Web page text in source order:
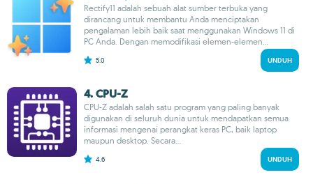
Rectify11 adalah sebuah alat sumber terbuka yang
dirancang untuk membantu Anda menciptakan
pengalaman lebih baik saat menggunakan Windows 11 di
PC Anda. Dengan memodifikasi elemen-elemen...
5.0 UNDUH
4. CPU-Z
CPU-Z adalah salah satu program yang paling banyak
digunakan di seluruh dunia untuk mendapatkan semua
informasi mengenai perangkat keras PC, baik laptop
maupun desktop. Secara...
4.6 UNDUH